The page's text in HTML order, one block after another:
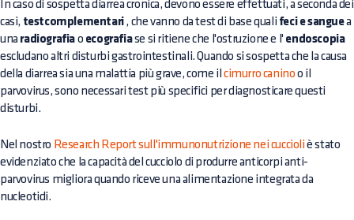
In caso di sospetta diarrea cronica, devono essere effettuati, a seconda dei
casi, testcomplementari, che vanno da test di base quali feci e sanguea
una radiografia o ecografiase si ritiene che l'ostruzione e l' endoscopia
escludano altri disturbi gastrointestinali. Quando si sospetta che la causa
della diarrea sia una malattia più grave, come ilcimurro canino o il
parvovirus, sono necessari test più specifici per diagnosticare questi
disturbi.
Nel nostro Research Report sull'immunonutrizione nei cuccioli è stato
evidenziato che la capacità del cucciolo di produrre anticorpi anti-
parvovirus migliora quando riceve una alimentazione integrata da
nucleotidi.